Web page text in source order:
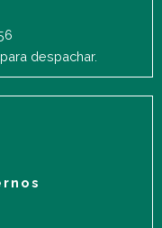
despachar.